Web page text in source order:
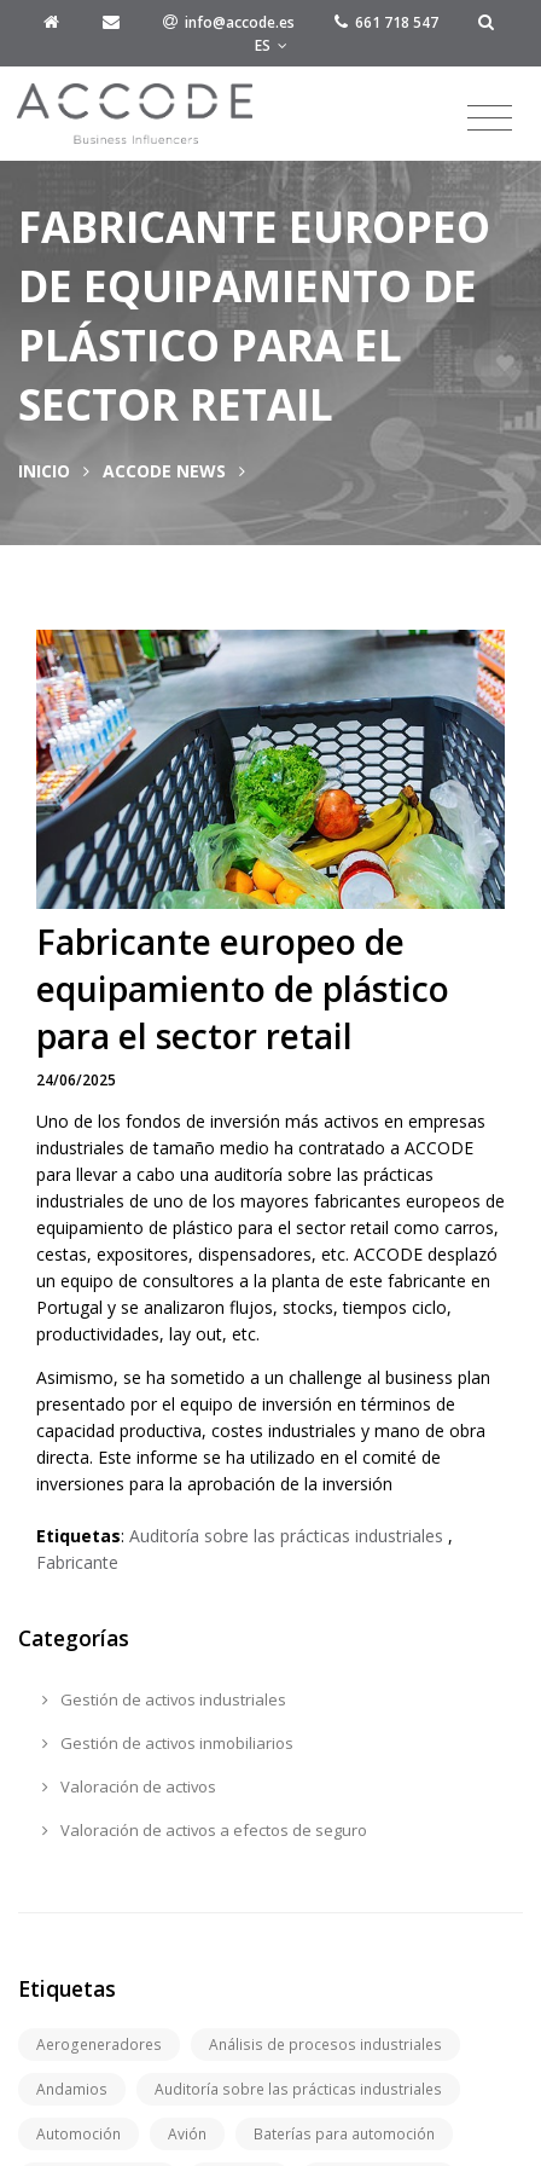
info@accode.es
661 718 547
ES
FABRICANTE EUROPEO
DE EQUIPAMIENTO DE
PLÁSTICO PARA EL
SECTOR RETAIL
INICIO ACCODE NEWS
Fabricante europeo de
equipamiento de plástico
para el sector retail
24/06/2025
Uno de los fondos de inversión más activos en empresas
industriales de tamaño medio ha contratado a ACCODE
para llevar a cabo una auditoría sobre las prácticas
industriales de uno de los mayores fabricantes europeos de
equipamiento de plástico para el sector retail como carros,
cestas, expositores, dispensadores, etc. ACCODE desplazó
un equipo de consultores a la planta de este fabricante en
Portugal y se analizaron flujos, stocks, tiempos ciclo,
productividades, lay out, etc.
Asimismo, se ha sometido a un challenge al business plan
presentado por el equipo de inversión en términos de
capacidad productiva, costes industriales y mano de obra
directa. Este informe se ha utilizado en el comité de
inversiones para la aprobación de la inversión
Etiquetas: Auditoría sobre las prácticas industriales ,
Fabricante
Categorías
Gestión de activos industriales
Gestión de activos inmobiliarios
Valoración de activos
Valoración de activos a efectos de seguro
Etiquetas
Aerogeneradores Análisis de procesos industriales
Andamios Auditoría sobre las prácticas industriales
Automoción Avión Baterías para automoción